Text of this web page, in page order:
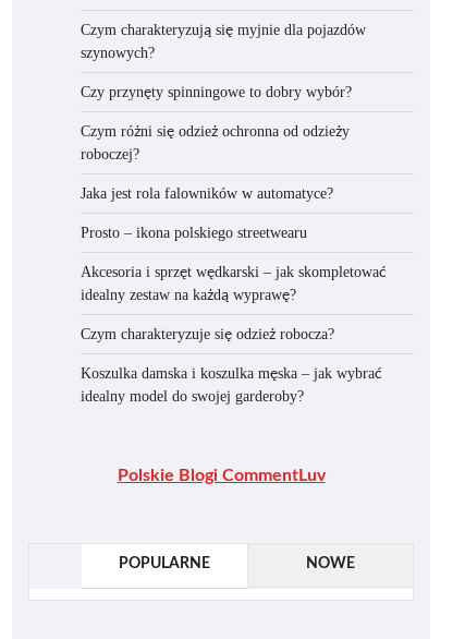
Czym charakteryzują się myjnie dla pojazdów
szynowych?
Czy przynęty spinningowe to dobry wybór?
Czym różni się odzież ochronna od odzieży
roboczej?
Jaka jest rola falowników w automatyce?
Prosto – ikona polskiego streetwearu
Akcesoria i sprzęt wędkarski – jak skompletować
idealny zestaw na każdą wyprawę?
Czym charakteryzuje się odzież robocza?
Koszulka damska i koszulka męska – jak wybrać
idealny model do swojej garderoby?
Polskie Blogi CommentLuv
POPULARNE NOWE